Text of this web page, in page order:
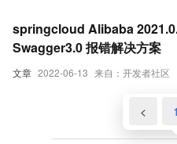
文章 2022-06-13 来自：开发者社区
springcloud Alibaba
Swagger3.0 报错解决方案
< 1